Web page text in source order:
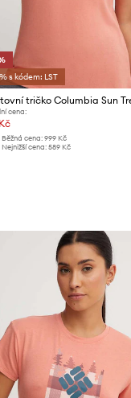
s kódem: LST
tričko Columbia Sun
cena:
Běžná cena: 999 Kč
Nejnižší cena: 589 Kč